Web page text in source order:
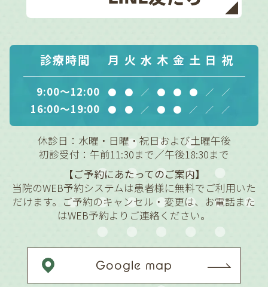
診療時間 月 火 水 木 金 土 日 祝
9:00～12:00 ● ● ／ ● ● ● ／ ／
16:00～19:00 ● ● ／ ● ● ／ ／ ／
休診日：水曜・日曜・祝日および土曜午後
初診受付：午前11:30まで／午後18:30まで
【ご予約にあたってのご案内】
当院のWEB予約システムは患者様に無料でご利用いた
だけます。ご予約のキャンセル・変更は、お電話また
はWEB予約よりご連絡ください。
Google map